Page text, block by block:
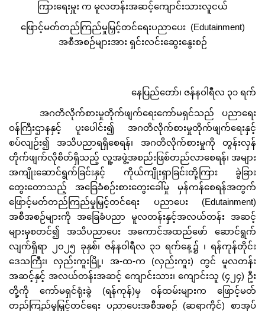
ကြားရေးမှူး က မူလတန်းအဆင့်ကျောင်းသားလူငယ်
ဖြောင့်မတ်တည်ကြည်မှုမြှင့်တင်ရေးပညာပေး (Edutainment)
အစီအစဉ်များအား ရှင်းလင်းဆွေးနွေးစဉ်
နေပြည်တော်၊ ဇန်နဝါရီလ ၃၁ ရက်
အဂတိလိုက်စားမှုတိုက်ဖျက်ရေးကော်မရှင်သည် ပညာရေး
ဝန်ကြီးဌာနနှင့် ပူးပေါင်း၍ အဂတိလိုက်စားမှုတိုက်ဖျက်ရေးနှင့်
စပ်လျဉ်း၍ အသိပညာရရှိစေရန်၊ အဂတိလိုက်စားမှုကို တွန်းလှန်
တိုက်ဖျက်လိုစိတ်ရှိသည့် လူ့အဖွဲ့အစည်းဖြစ်တည်လာစေရန်၊ အများ
အကျိုးဆောင်ရွက်ခြင်းနှင့် ကိုယ်ကျိုးရှာခြင်းတို့ကြား ခွဲခြား
တွေးတောသည့် အခြေခံစဉ်းစားတွေးခေါ်မှု မှန်ကန်စေရန်အတွက်
ဖြောင့်မတ်တည်ကြည်မှုမြှင့်တင်ရေး ပညာပေး (Edutainment)
အစီအစဉ်များကို အခြေခံပညာ မူလတန်းနှင့်အလယ်တန်း အဆင့်
များမှစတင်၍ အသိပညာပေး အကောင်အထည်ဖော် ဆောင်ရွက်
လျက်ရှိရာ ၂၀၂၅ ခုနှစ်၊ ဇန်နဝါရီလ ၃၁ ရက်နေ့၌ ၊ ရန်ကုန်တိုင်း
ဒေသကြီး၊ လှည်းကူးမြို့၊ အ-ထ-က (လှည်းကူး) တွင် မူလတန်း
အဆင့်နှင့် အလယ်တန်းအဆင့် ကျောင်းသား၊ ကျောင်းသူ (၄၂၄) ဦး
တို့ကို ကော်မရှင်ရုံးခွဲ (ရန်ကုန်)မှ ဝန်ထမ်းများက ဖြောင့်မတ်
တည်ကြည်မှုမြှင့်တင်ရေး ပညာပေးအစီအစဉ် (ဆရာကိုင်) စာအုပ်